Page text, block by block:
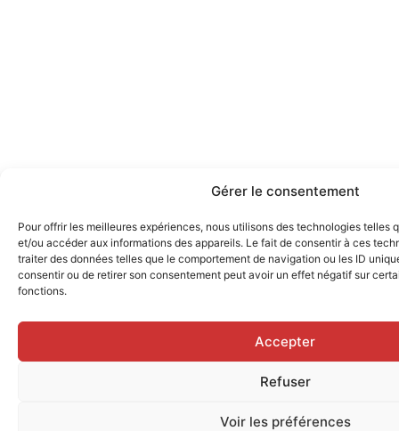
Gérer le consentement
Pour offrir les meilleures expériences, nous utilisons des technologies telles
et/ou accéder aux informations des appareils. Le fait de consentir à ces
traiter des données telles que le comportement de navigation ou les ID
consentir ou de retirer son consentement peut avoir un effet négatif sur
fonctions.
Accepter
Refuser
Voir les préférences